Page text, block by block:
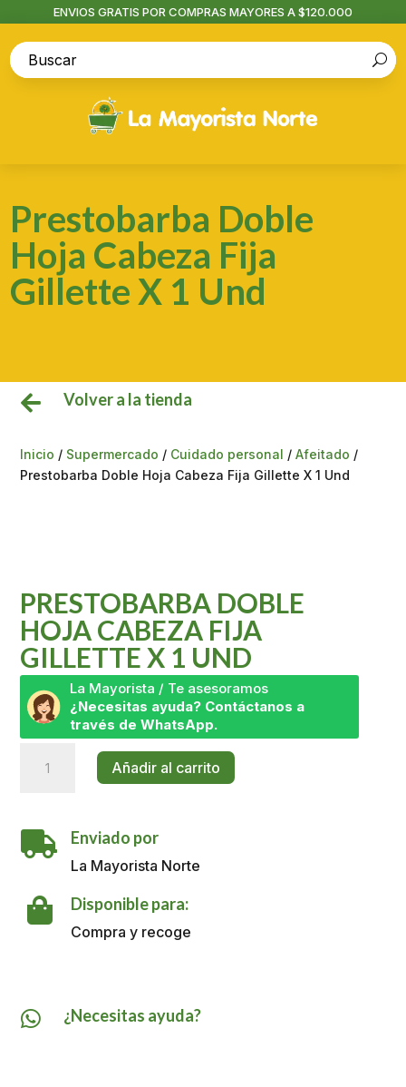
ENVIOS GRATIS POR COMPRAS MAYORES A $120.000
Prestobarba Doble
Hoja Cabeza Fija
Gillette X 1 Und
 Volver a la tienda
Inicio / Supermercado / Cuidado personal /Afeitado /
Prestobarba Doble Hoja Cabeza Fija Gillette X 1 Und
PRESTOBARBA DOBLE
HOJA CABEZA FIJA
GILLETTE X 1 UND
La Mayorista / Te asesoramos
¿Necesitas ayuda? Contáctanos a
través de WhatsApp.
Prestobarba
Doble
Fija
Gillette
Und
cantidad
Añadir al carrito
 Enviado por
La Mayorista Norte
 Disponible para:
Compra y recoge
 ¿Necesitas ayuda?